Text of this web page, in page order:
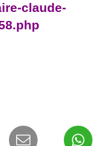
claude-